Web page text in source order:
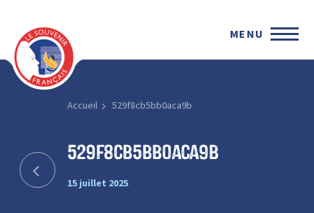
MENU
Accueil 529f8cb5bb0aca9b
529f8cb5bb0aca9b
15 juillet 2025